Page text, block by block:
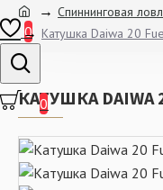
0
0
Спиннинговая
Катушка Daiwa 20
КАТУШКА DAIWA